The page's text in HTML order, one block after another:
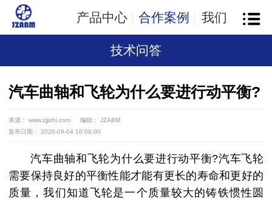
产品中心 合作案例 我们
技术问答
汽车曲轴和飞轮为什么要进行动平衡?
来源： www.zjjizhi.com
编辑： JZABM
发布日期： 2020-09-04 10:06:00
汽车曲轴和飞轮为什么要进行动平衡?汽车飞轮
需要保持良好的平衡性能才能有更长的寿命和更好的
质量，我们知道飞轮是一个质量较大的铸铁惯性圆